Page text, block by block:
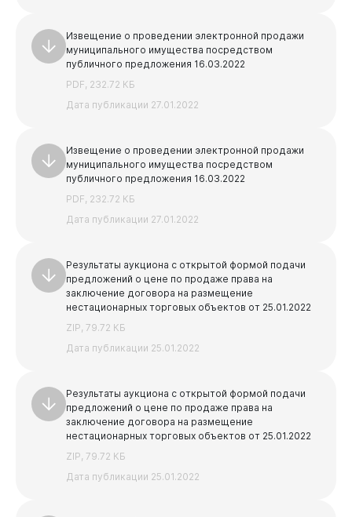
Извещение о проведении электронной продажи
муниципального имущества посредством
публичного предложения 16.03.2022
PDF, 232.72 КБ
Дата публикации 27.01.2022
Извещение о проведении электронной продажи
муниципального имущества посредством
публичного предложения 16.03.2022
PDF, 232.72 КБ
Дата публикации 27.01.2022
Результаты аукциона с открытой формой подачи
предложений о цене по продаже права на
заключение договора на размещение
нестационарных торговых объектов от 25.01.2022
ZIP, 79.72 КБ
Дата публикации 25.01.2022
Результаты аукциона с открытой формой подачи
предложений о цене по продаже права на
заключение договора на размещение
нестационарных торговых объектов от 25.01.2022
ZIP, 79.72 КБ
Дата публикации 25.01.2022